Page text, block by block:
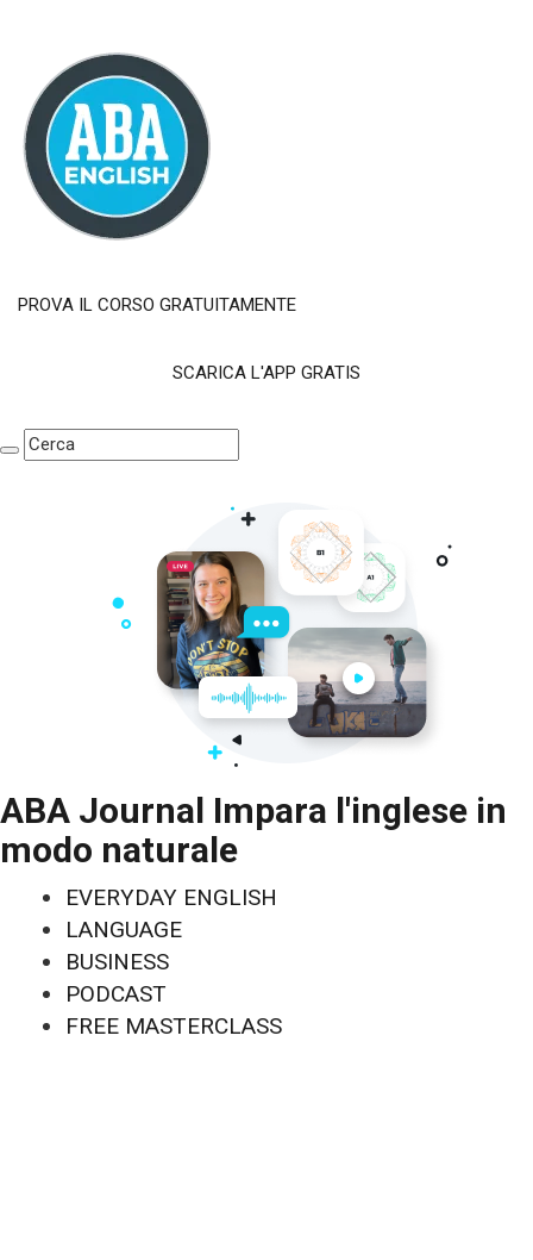
PROVA IL CORSO GRATUITAMENTE
SCARICA L'APP GRATIS
ABA Journal Impara l'inglese in
modo naturale
EVERYDAY ENGLISH
LANGUAGE
BUSINESS
PODCAST
FREE MASTERCLASS